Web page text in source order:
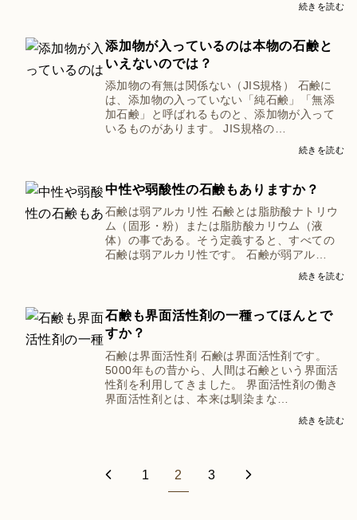
続きを読む
添加物が入っているのは本物の石鹸と
いえないのでは？
添加物の有無は関係ない（JIS規格） 石鹸に
は、添加物の入っていない「純石鹸」「無添
加石鹸」と呼ばれるものと、添加物が入って
いるものがあります。 JIS規格の…
続きを読む
中性や弱酸性の石鹸もありますか？
石鹸は弱アルカリ性 石鹸とは脂肪酸ナトリウ
ム（固形・粉）または脂肪酸カリウム（液
体）の事である。そう定義すると、すべての
石鹸は弱アルカリ性です。 石鹸が弱アル…
続きを読む
石鹸も界面活性剤の一種ってほんとで
すか？
石鹸は界面活性剤 石鹸は界面活性剤です。
5000年もの昔から、人間は石鹸という界面活
性剤を利用してきました。 界面活性剤の働き
界面活性剤とは、本来は馴染まな…
続きを読む
1 2 3